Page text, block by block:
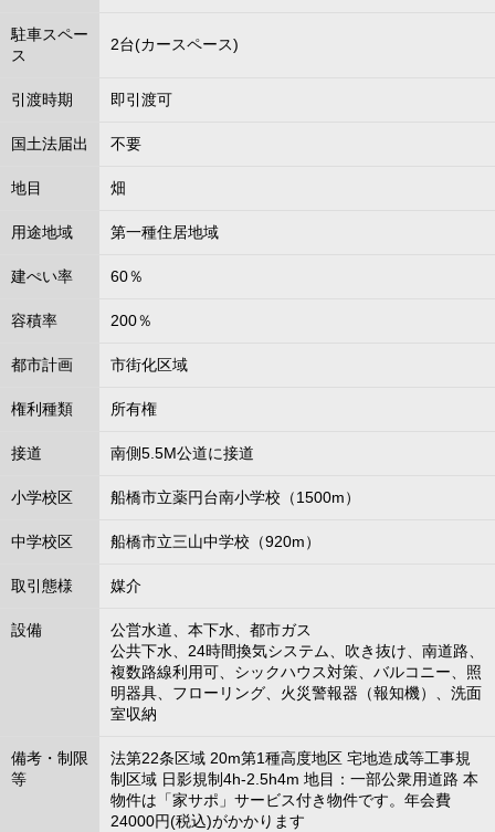
駐車スペー
ス
2台(カースペース)
引渡時期 即引渡可
国土法届出 不要
地目 畑
用途地域 第一種住居地域
建ぺい率 60％
容積率 200％
都市計画 市街化区域
権利種類 所有権
接道 南側5.5M公道に接道
小学校区 船橋市立薬円台南小学校（1500m）
中学校区 船橋市立三山中学校（920m）
取引態様 媒介
設備
公営水道、本下水、都市ガス
公共下水、24時間換気システム、吹き抜け、南道路、
複数路線利用可、シックハウス対策、バルコニー、照
明器具、フローリング、火災警報器（報知機）、洗面
室収納
備考・制限
等
法第22条区域 20m第1種高度地区 宅地造成等工事規
制区域 日影規制4h-2.5h4m 地目：一部公衆用道路 本
物件は「家サポ」サービス付き物件です。年会費
24000円(税込)がかかります